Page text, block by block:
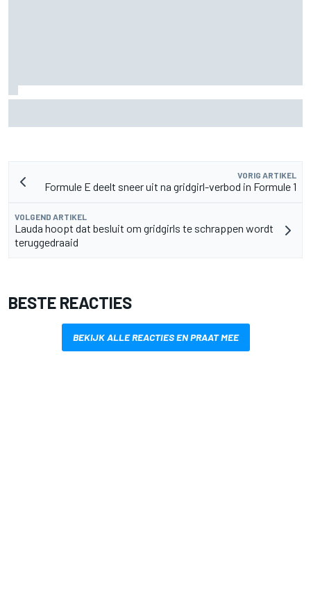
VORIG ARTIKEL
Formule E deelt sneer uit na gridgirl-verbod in Formule 1
VOLGEND ARTIKEL
Lauda hoopt dat besluit om gridgirls te schrappen wordt
teruggedraaid
BESTE REACTIES
BEKIJK ALLE REACTIES EN PRAAT MEE